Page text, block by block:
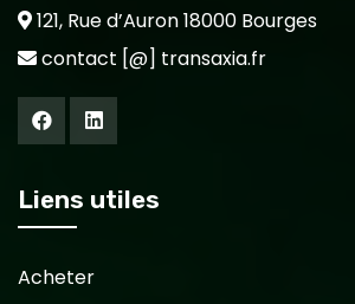
121, Rue d’Auron 18000 Bourges
contact [@] transaxia.fr
Liens utiles
Acheter